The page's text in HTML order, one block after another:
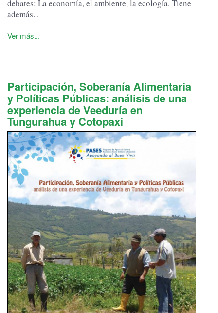
debates: La economía, el ambiente, la ecología. Tiene
además...
Ver más...
Participación, Soberanía Alimentaria
y Políticas Públicas: análisis de una
experiencia de Veeduría en
Tungurahua y Cotopaxi